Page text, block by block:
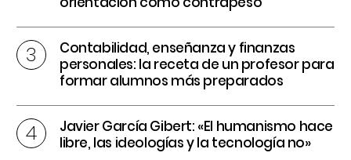
Contabilidad, enseñanza y finanzas
personales: la receta de un profesor para
formar alumnos más preparados
Javier García Gibert: «El humanismo hace
libre, las ideologías y la tecnología no»